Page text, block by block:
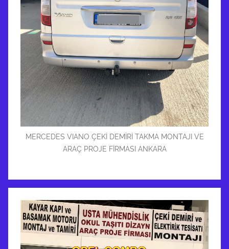
MERCEDES VIANO ÇEKİ DEMİRİ TAKMA MONTAJI VE
ARAÇ PROJE FİRMASI ANKARA